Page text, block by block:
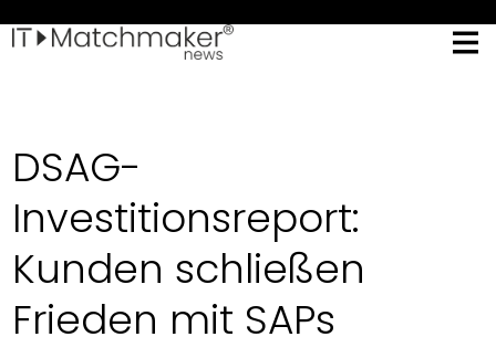
DSAG-
Investitionsreport:
Kunden schließen
Frieden mit SAPs